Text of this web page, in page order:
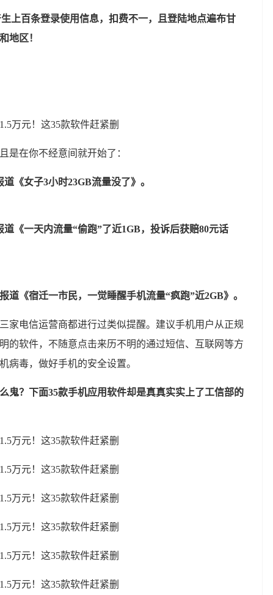
上百条登录使用信息， 扣费不一，且登陆地点遍布甘
地区！
是在你不经意间就开始了：
《女子3小时23GB流量没了》。
《一天内流量“偷跑”了近1GB，投诉后获赔80元话
道《宿迁一市民，一觉睡醒手机流量“疯跑”近2GB》。
家电信运营商都进行过类似提醒。建议手机用户从正规
的软件，不随意点击来历不明的通过短信、互联网等方
病毒，做好手机的安全设置。
鬼？下面35款手机应用软件却是真真实实上了工信部的